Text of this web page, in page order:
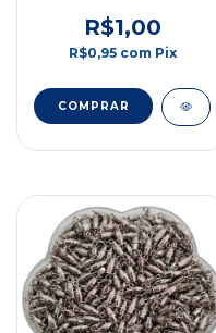
R$1,00
R$0,95 com Pix
COMPRAR